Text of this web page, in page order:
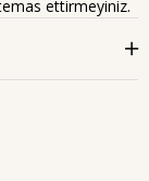
ettirmeyiniz.